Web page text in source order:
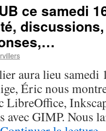
samedi
16
mars
:
Libre
Fête
–
découverte
des
Logiciels
Libres
ce samedi
discussions,
aura lieu samedi
Éric nous
LibreOffice,
avec GIMP. Nous